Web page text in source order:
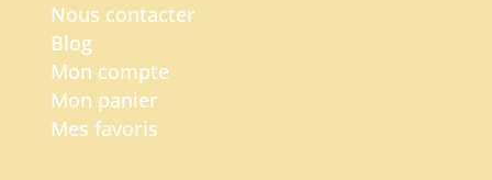
Nous contacter
Blog
Mon compte
Mon panier
Mes favoris